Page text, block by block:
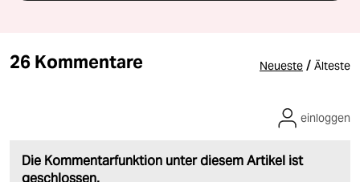
26 Kommentare Neueste / Älteste
Die Kommentarfunktion unter diesem Artikel ist
geschlossen.
einloggen